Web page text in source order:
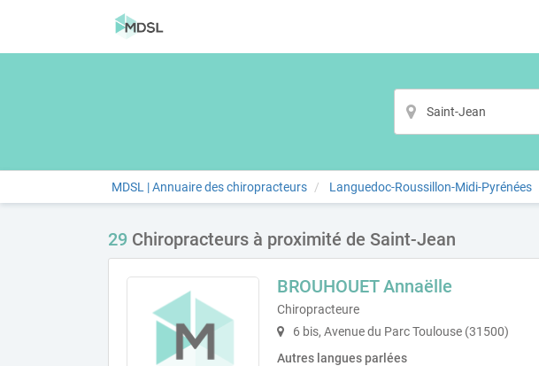
MDSL | Annuaire des chiropracteurs Languedoc-Roussillon-Midi-Pyrénées
29 Chiropracteurs à proximité de Saint-Jean
BROUHOUET Annaëlle
Chiropracteure
6 bis, Avenue du Parc Toulouse (31500)
Autres langues parlées